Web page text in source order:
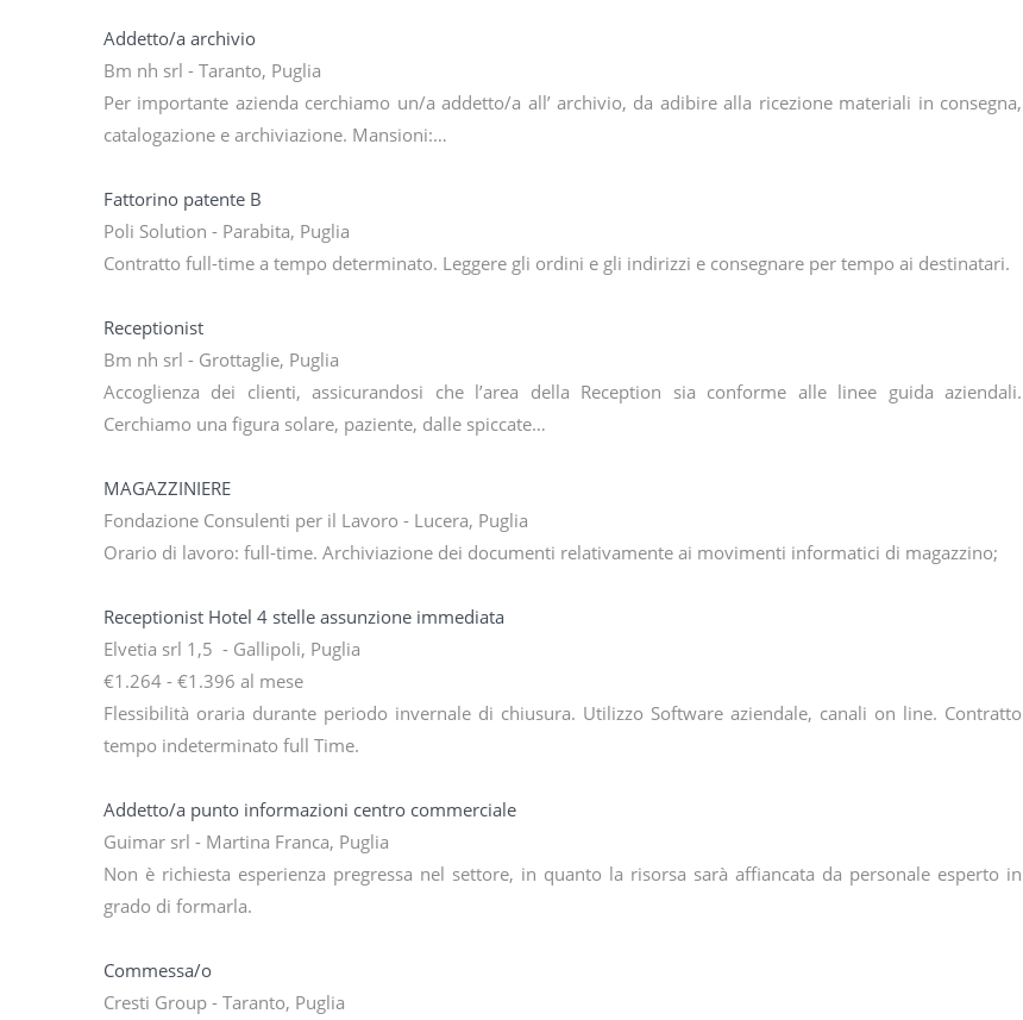
Addetto/a archivio
Bm nh srl - Taranto, Puglia
Per importante azienda cerchiamo un/a addetto/a all’ archivio, da adibire alla ricezione materiali in consegna,
catalogazione e archiviazione. Mansioni:…
Fattorino patente B
Poli Solution - Parabita, Puglia
Contratto full-time a tempo determinato. Leggere gli ordini e gli indirizzi e consegnare per tempo ai destinatari.
Receptionist
Bm nh srl - Grottaglie, Puglia
Accoglienza dei clienti, assicurandosi che l’area della Reception sia conforme alle linee guida aziendali.
Cerchiamo una figura solare, paziente, dalle spiccate…
MAGAZZINIERE
Fondazione Consulenti per il Lavoro - Lucera, Puglia
Orario di lavoro: full-time. Archiviazione dei documenti relativamente ai movimenti informatici di magazzino;
Receptionist Hotel 4 stelle assunzione immediata
Elvetia srl 1,5 - Gallipoli, Puglia
€1.264 - €1.396 al mese
Flessibilità oraria durante periodo invernale di chiusura. Utilizzo Software aziendale, canali on line. Contratto
tempo indeterminato full Time.
Addetto/a punto informazioni centro commerciale
Guimar srl - Martina Franca, Puglia
Non è richiesta esperienza pregressa nel settore, in quanto la risorsa sarà affiancata da personale esperto in
grado di formarla.
Commessa/o
Cresti Group - Taranto, Puglia